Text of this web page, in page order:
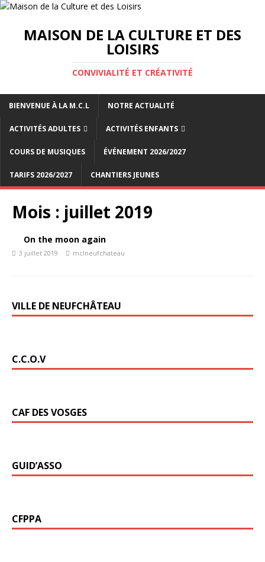
MAISON DE LA CULTURE ET DES
LOISIRS
CONVIVIALITÉ ET CRÉATIVITÉ
BIENVENUE À LA M.C.L NOTRE ACTUALITÉ
ACTIVITÉS ADULTES ACTIVITÉS ENFANTS
COURS DE MUSIQUES ÉVÉNEMENT 2026/2027
TARIFS 2026/2027 CHANTIERS JEUNES
Mois : juillet 2019
On the moon again
3 juillet 2019 mclneufchateau
VILLE DE NEUFCHÂTEAU
C.C.O.V
CAF DES VOSGES
GUID’ASSO
CFPPA